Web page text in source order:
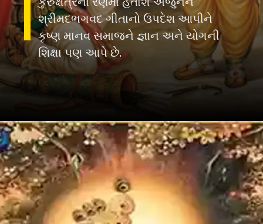
શ્રીમદભગવદ ગીતાનો ઉપદેશ આપીને
કૃષ્ણ માનવ સમાજને જ્ઞાન અને યોગની
શિક્ષા પણ આપે છે.